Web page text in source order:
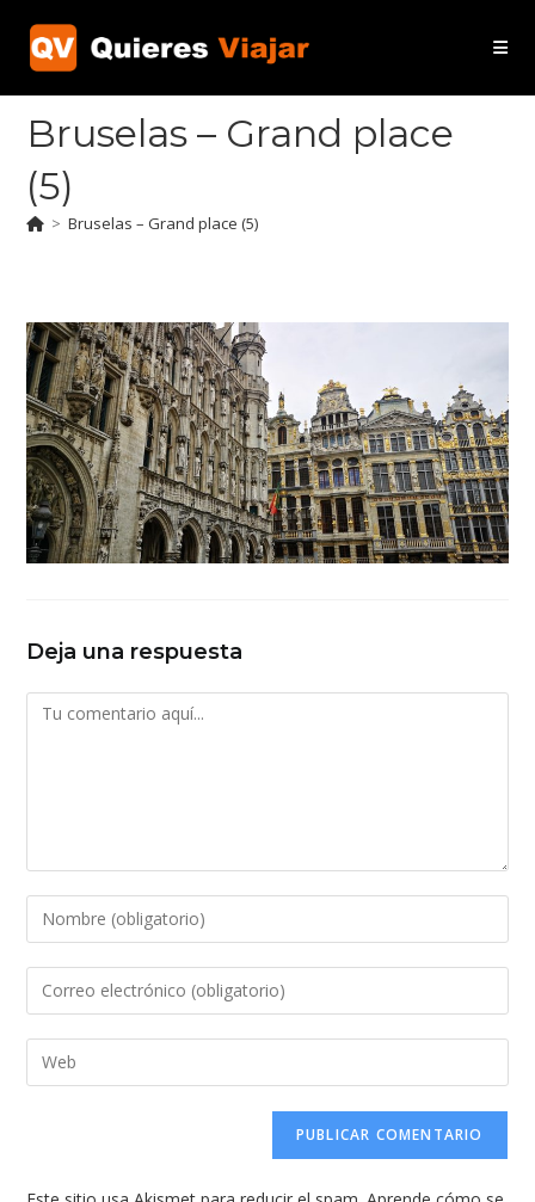
contenido
Bruselas – Grand place
(5)
> Bruselas – Grand place (5)
Deja una respuesta
Comentario
Introduce
tu
nombre
de
usuario
Introduce
tu
dirección
de
comentar
Introduce
la